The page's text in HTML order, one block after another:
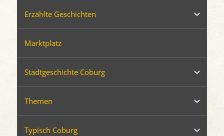
Erzählte Geschichten
Marktplatz
Stadtgeschichte Coburg
Themen
Typisch Coburg